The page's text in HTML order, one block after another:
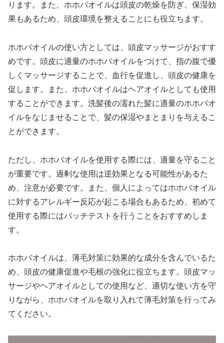
ります。また、ホホバオイルは頭皮の乾燥を防ぎ、保湿効
果もあるため、頭皮環境を整えることにも役立ちます。
ホホバオイルの使い方としては、頭皮マッサージがおすす
めです。頭皮に適量のホホバオイルをつけて、指の腹で優
しくマッサージすることで、血行を促進し、頭皮の健康を
促します。また、ホホバオイルはヘアオイルとしても使用
することができます。洗髪後の濡れた髪に適量のホホバオ
イルをなじませることで、髪の保湿やまとまりを与えるこ
とができます。
ただし、ホホバオイルを使用する際には、適量を守ること
が重要です。過剰な使用は逆効果となる可能性があるた
め、注意が必要です。また、個人によってはホホバオイル
に対するアレルギー反応が起こる場合もあるため、初めて
使用する際にはパッチテストを行うことをおすすめしま
す。
ホホバオイルは、薄毛対策に効果的な成分を含んでいるた
め、頭皮の健康促進や毛根の強化に役立ちます。頭皮マッ
サージやヘアオイルとしての使用など、適切な使い方を守
りながら、ホホバオイルを取り入れて薄毛対策を行ってみ
てください。